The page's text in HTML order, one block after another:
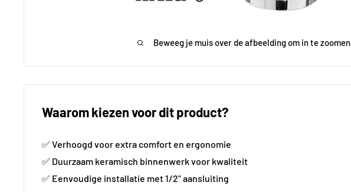
Beweeg je muis over de afbeelding om in te zoomen
Waarom kiezen voor dit product?
✅ Verhoogd voor extra comfort en ergonomie
✅ Duurzaam keramisch binnenwerk voor kwaliteit
✅ Eenvoudige installatie met 1/2" aansluiting